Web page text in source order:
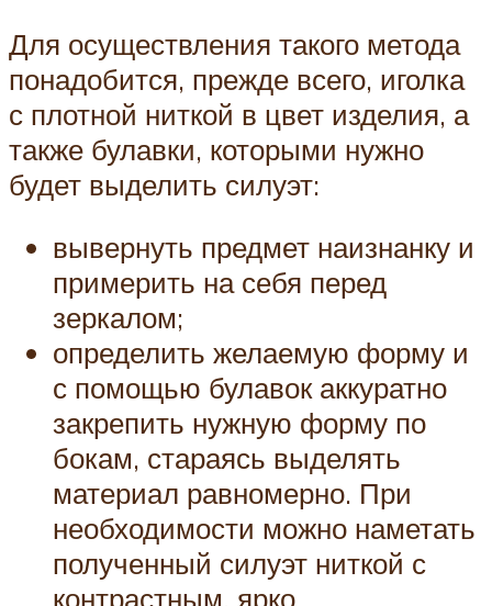
Для осуществления такого метода
понадобится, прежде всего, иголка
с плотной ниткой в цвет изделия, а
также булавки, которыми нужно
будет выделить силуэт:
вывернуть предмет наизнанку и
примерить на себя перед
зеркалом;
определить желаемую форму и
с помощью булавок аккуратно
закрепить нужную форму по
бокам, стараясь выделять
материал равномерно. При
необходимости можно наметать
полученный силуэт ниткой с
контрастным, ярко